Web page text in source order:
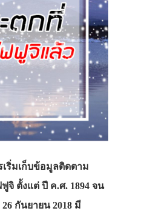
ริ่มเก็บข้อมูลติดตาม
จิ ตั้งแต่ ปี ค.ศ. 1894 จน
กันยายน 2018 มี